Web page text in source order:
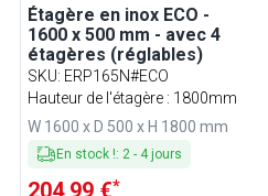
Étagère en inox ECO -
1600 x 500 mm - avec 4
étagères (réglables)
SKU: ERP165N#ECO
Hauteur de l'étagère : 1800mm
W 1600 x D 500 x H 1800 mm
En stock !: 2 - 4 jours
204,99 €*